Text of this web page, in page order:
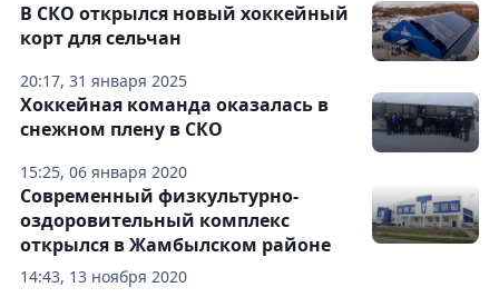
20:17, 31 января 2025
В СКО открылся новый хоккейный
корт для сельчан
15:25, 06 января 2020
Хоккейная команда оказалась в
снежном плену в СКО
14:43, 13 ноября 2020
Современный физкультурно-
оздоровительный комплекс
открылся в Жамбылском районе